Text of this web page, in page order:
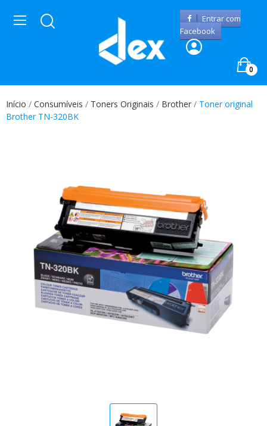
Entrar com
Facebook
0
Início Consumíveis Toners Originais Brother
Toner original
Brother TN-320BK